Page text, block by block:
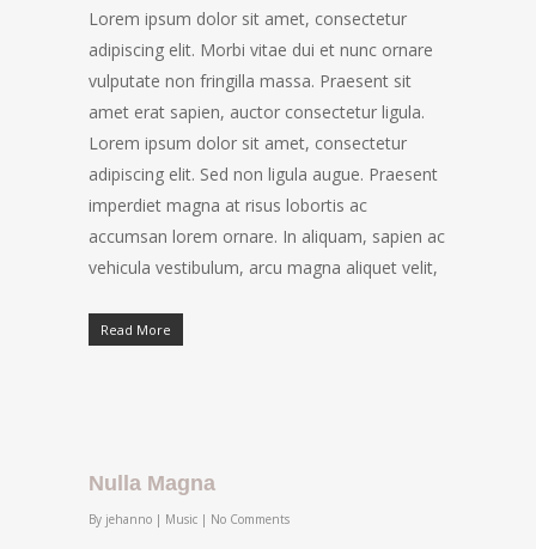
Lorem ipsum dolor sit amet, consectetur
adipiscing elit. Morbi vitae dui et nunc ornare
vulputate non fringilla massa. Praesent sit
amet erat sapien, auctor consectetur ligula.
Lorem ipsum dolor sit amet, consectetur
adipiscing elit. Sed non ligula augue. Praesent
imperdiet magna at risus lobortis ac
accumsan lorem ornare. In aliquam, sapien ac
vehicula vestibulum, arcu magna aliquet velit,
Read More
Nulla Magna
By jehanno | Music | No Comments